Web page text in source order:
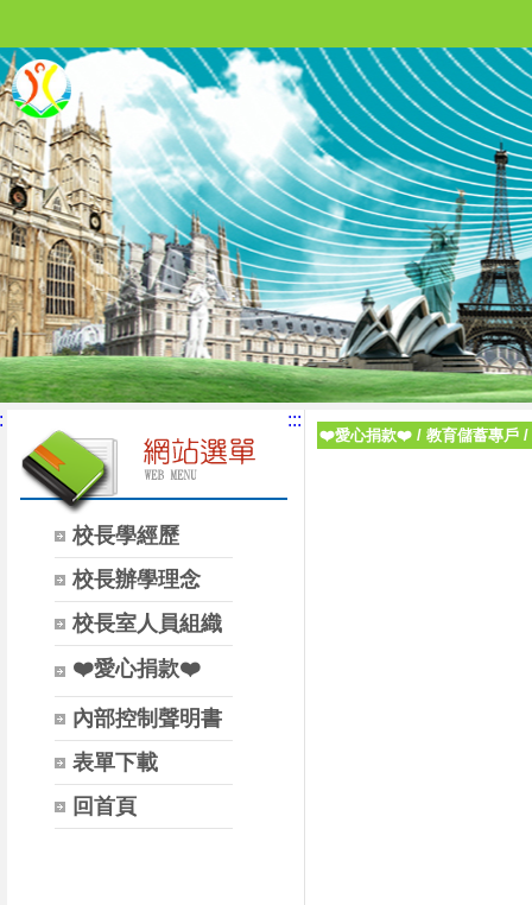
校長學經歷
校長辦學理念
校長室人員組織
❤️愛心捐款❤️
內部控制聲明書
表單下載
回首頁
:::
❤️愛心捐款❤️ / 教育儲蓄專戶 /